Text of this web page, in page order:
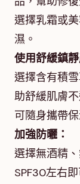
選擇乳霜或
濕。
使用舒緩鎮靜
選擇含有積
助舒緩肌膚不
可隨身攜帶
加強防曬：
選擇無酒精
SPF30左右即